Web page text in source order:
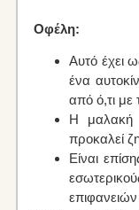
Οφέλη:
Αυτό έχει
ένα
από ό,τι με
Η μαλακή
προκαλεί
Είναι